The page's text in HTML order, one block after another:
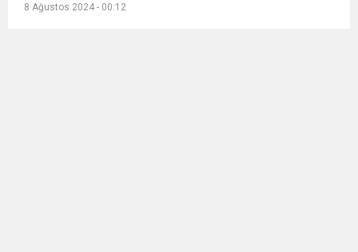
8 Ağustos 2024 - 00:12